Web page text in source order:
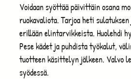
Voidaan syöttää päivittäin osana
ruokavaliota. Tarjoa heti
erillään elintarvikkeista. Huolehdi
Pese kädet ja puhdista työkalut,
tuotteen käsittelyn jälkeen. Valvo
syödessä.